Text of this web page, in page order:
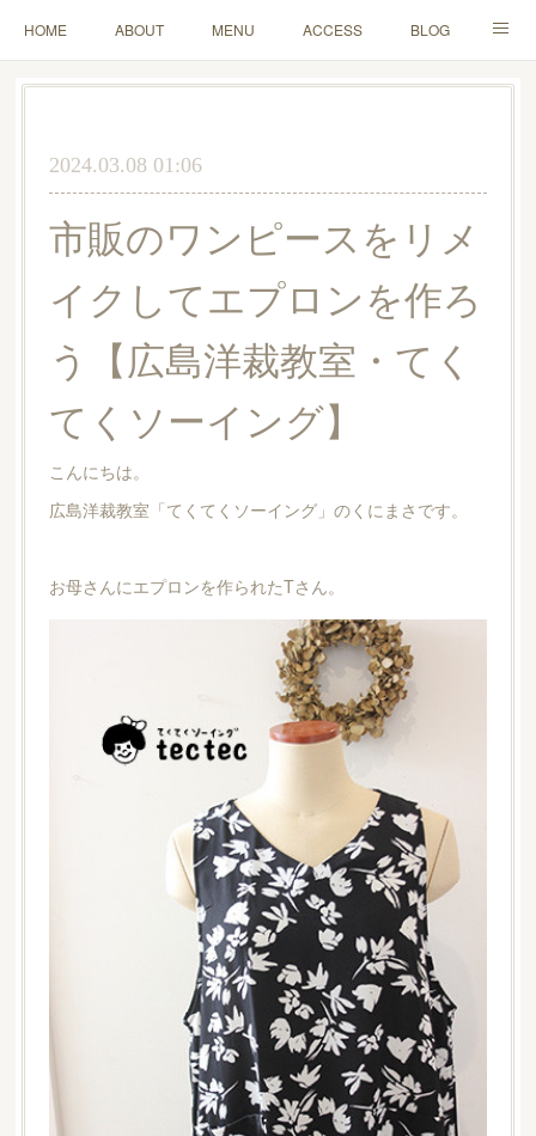
HOME ABOUT MENU ACCESS BLOG
MAIL
2024.03.08 01:06
市販のワンピースをリメ
イクしてエプロンを作ろ
う【広島洋裁教室・てく
てくソーイング】
こんにちは。
広島洋裁教室「てくてくソーイング」のくにまさです。
お母さんにエプロンを作られたTさん。